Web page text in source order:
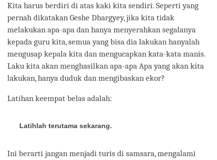
Kita harus berdiri di atas kaki kita sendiri. Seperti yang
pernah dikatakan Geshe Dhargyey, jika kita tidak
melakukan apa-apa dan hanya menyerahkan segalanya
kepada guru kita, semua yang bisa dia lakukan hanyalah
mengusap kepala kita dan mengucapkan kata-kata manis.
Laku kita akan menghasilkan apa-apa Apa yang akan kita
lakukan, hanya duduk dan mengibaskan ekor?
Latihan keempat belas adalah:
Latihlah terutama sekarang.
Ini berarti jangan menjadi turis di samsara, mengalami